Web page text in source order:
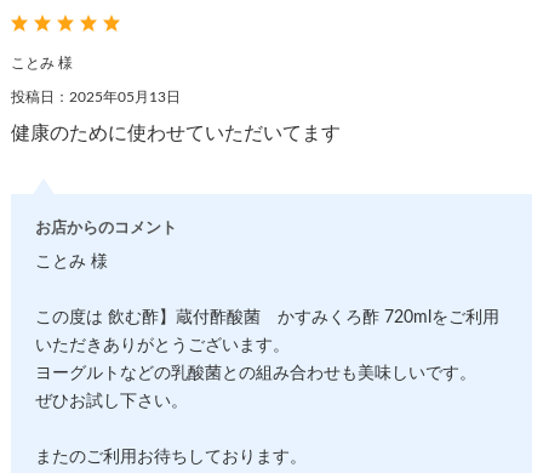
ことみ 様
投稿日：2025年05月13日
健康のために使わせていただいてます
お店からのコメント
ことみ 様
この度は 飲む酢】蔵付酢酸菌 かすみくろ酢 720mlをご利用
いただきありがとうございます。
ヨーグルトなどの乳酸菌との組み合わせも美味しいです。
ぜひお試し下さい。
またのご利用お待ちしております。